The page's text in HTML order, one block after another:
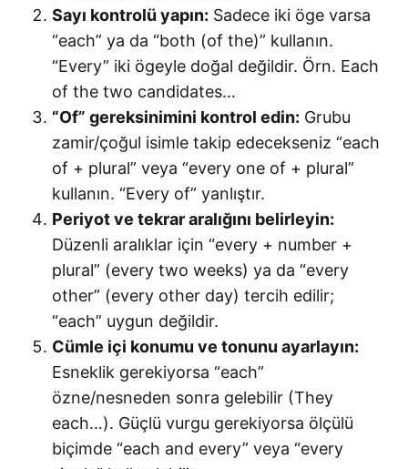
Sayı kontrolü yapın: Sadece iki öge varsa
“each” ya da “both (of the)” kullanın.
“Every” iki ögeyle doğal değildir. Örn. Each
of the two candidates…
“Of” gereksinimini kontrol edin: Grubu
zamir/çoğul isimle takip edecekseniz “each
of + plural” veya “every one of + plural”
kullanın. “Every of” yanlıştır.
Periyot ve tekrar aralığını belirleyin:
Düzenli aralıklar için “every + number +
plural” (every two weeks) ya da “every
other” (every other day) tercih edilir;
“each” uygun değildir.
Cümle içi konumu ve tonunu ayarlayın:
Esneklik gerekiyorsa “each”
özne/nesneden sonra gelebilir (They
each…). Güçlü vurgu gerekiyorsa ölçülü
biçimde “each and every” veya “every